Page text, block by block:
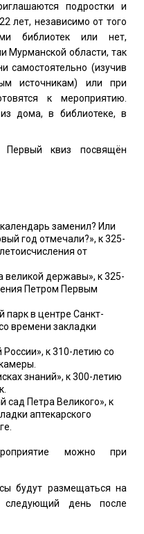
подростки и
лет, независимо от того
библиотек или нет,
Мурманской области, так
самостоятельно (изучив
источникам) или при
к мероприятию.
из дома, в библиотеке, в
. Первый квиз посвящён
заменил? Или
год отмечали?», к 325-
от
великой державы», к 325-
Петром Первым
парк в центре Санкт-
времени закладки
к 310-летию со
знаний», к 300-летию
сад Петра Великого», к
аптекарского
можно при
будут размещаться на
день после